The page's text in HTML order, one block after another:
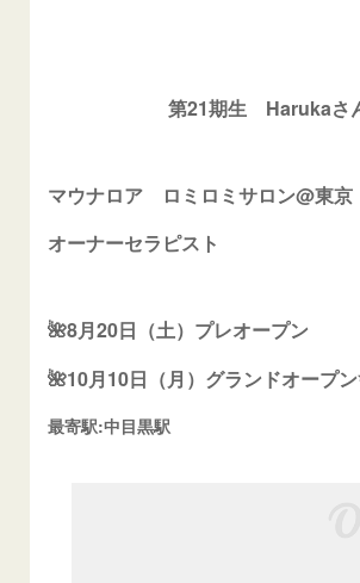
第21期生 Harukaさ
マウナロア ロミロミサロン@東京
オーナーセラピスト
🌺8月20日（土）プレオープン
🌺10月10日（月）グランドオープン
最寄駅:中目黒駅